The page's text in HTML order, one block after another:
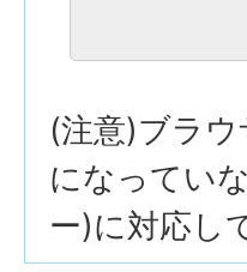
(注意)ブラ
になってい
ー)に対応し